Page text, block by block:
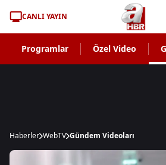
CANLI YAYIN
Programlar Özel Video
Haberler WebTV Gündem Videoları